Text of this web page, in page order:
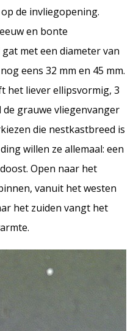
de invliegopening.
en bonte
met een diameter van
eens 32 mm en 45 mm.
het liever ellipsvormig, 3
de grauwe vliegenvanger
die nestkastbreed is
willen ze allemaal: een
Open naar het
vanuit het westen
het zuiden vangt het